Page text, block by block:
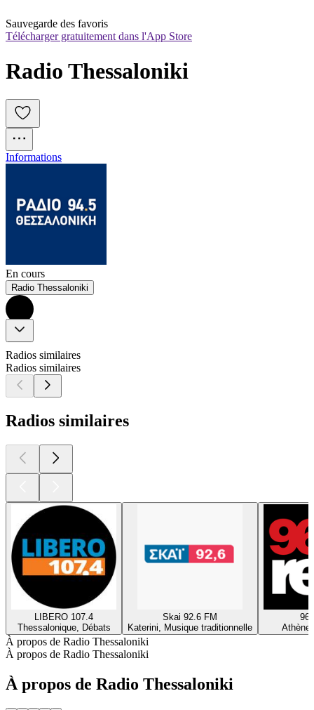
Sauvegarde des favoris
Télécharger gratuitement dans l'App Store
Radio Thessaloniki
Informations
En cours
Radio Thessaloniki
Radios similaires
Radios similaires
Radios similaires
LIBERO 107.4
Thessalonique, Débats
Skai 92.6 FM
Katerini, Musique traditionnelle
À propos de Radio Thessaloniki
À propos de Radio Thessaloniki
À propos de Radio Thessaloniki